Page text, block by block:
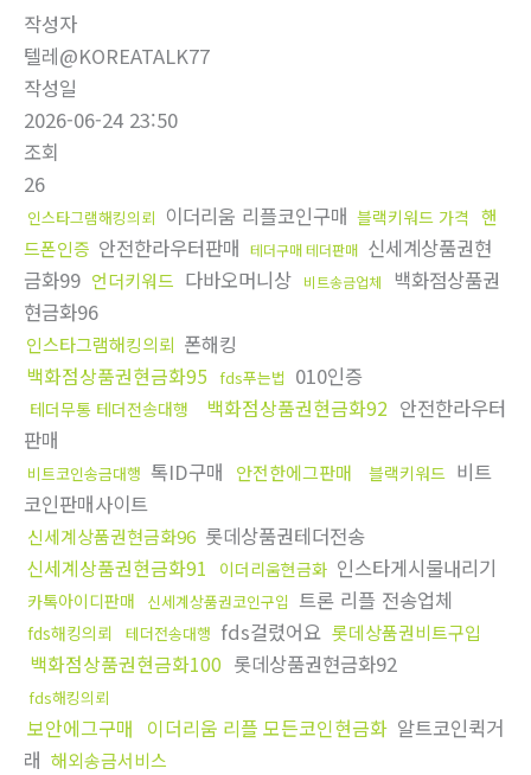
작성자
텔레@KOREATALK77
작성일
2026-06-24 23:50
조회
26
인스타그램해킹의뢰 이더리움 리플코인구매 블랙키워드 가격 핸
드폰인증 안전한라우터판매 테더구매 테더판매 신세계상품권현
금화99 언더키워드 다바오머니상 비트송금업체
백화점상품권
현금화96
인스타그램해킹의뢰 폰해킹
백화점상품권현금화95 fds푸는법 010인증
테더무통 테더전송대행 백화점상품권현금화92 안전한라우터
판매
비트코인송금대행 톡ID구매 안전한에그판매 블랙키워드 비트
코인판매사이트
신세계상품권현금화96 롯데상품권테더전송
신세계상품권현금화91
이더리움현금화 인스타게시물내리기
카톡아이디판매 신세계상품권코인구입 트론 리플 전송업체
fds해킹의뢰 테더전송대행 fds걸렸어요 롯데상품권비트구입
백화점상품권현금화100 롯데상품권현금화92
fds해킹의뢰
보안에그구매 이더리움 리플 모든코인현금화 알트코인퀵거
래 해외송금서비스